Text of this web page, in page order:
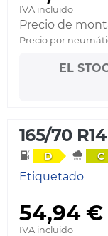
IVA incluido
Precio de
Precio por
EL
165/70
D C
Etiquetado
54,94 €
IVA incluido